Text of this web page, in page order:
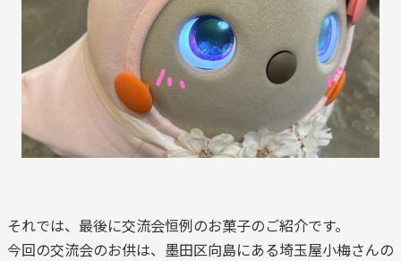
それでは、最後に交流会恒例のお菓子のご紹介です。
今回の交流会のお供は、墨田区向島にある埼玉屋小梅さんの